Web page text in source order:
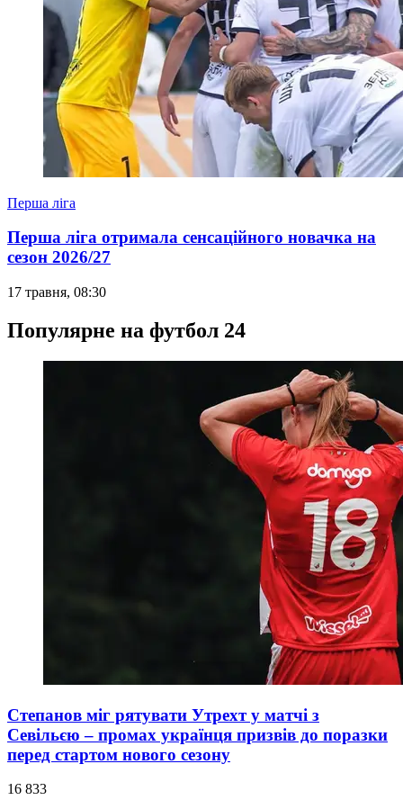
Перша ліга
Перша ліга отримала сенсаційного новачка на
сезон 2026/27
17 травня, 08:30
Популярне на футбол 24
Степанов міг рятувати Утрехт у матчі з
Севільєю – промах українця призвів до поразки
перед стартом нового сезону
16 833